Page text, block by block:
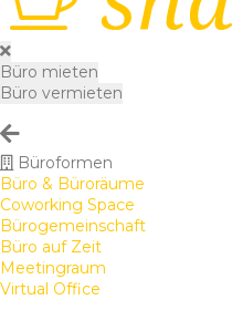
Büro mieten
Büro vermieten
Büroformen
Büro & Büroräume
Coworking Space
Bürogemeinschaft
Büro auf Zeit
Meetingraum
Virtual Office